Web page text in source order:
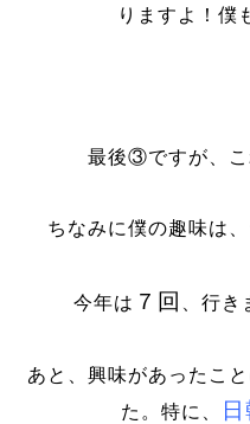
りますよ！僕
最後③ですが、こ
ちなみに僕の趣味は
今年は ７回 、行
あと、興味があったこ
た。特に、